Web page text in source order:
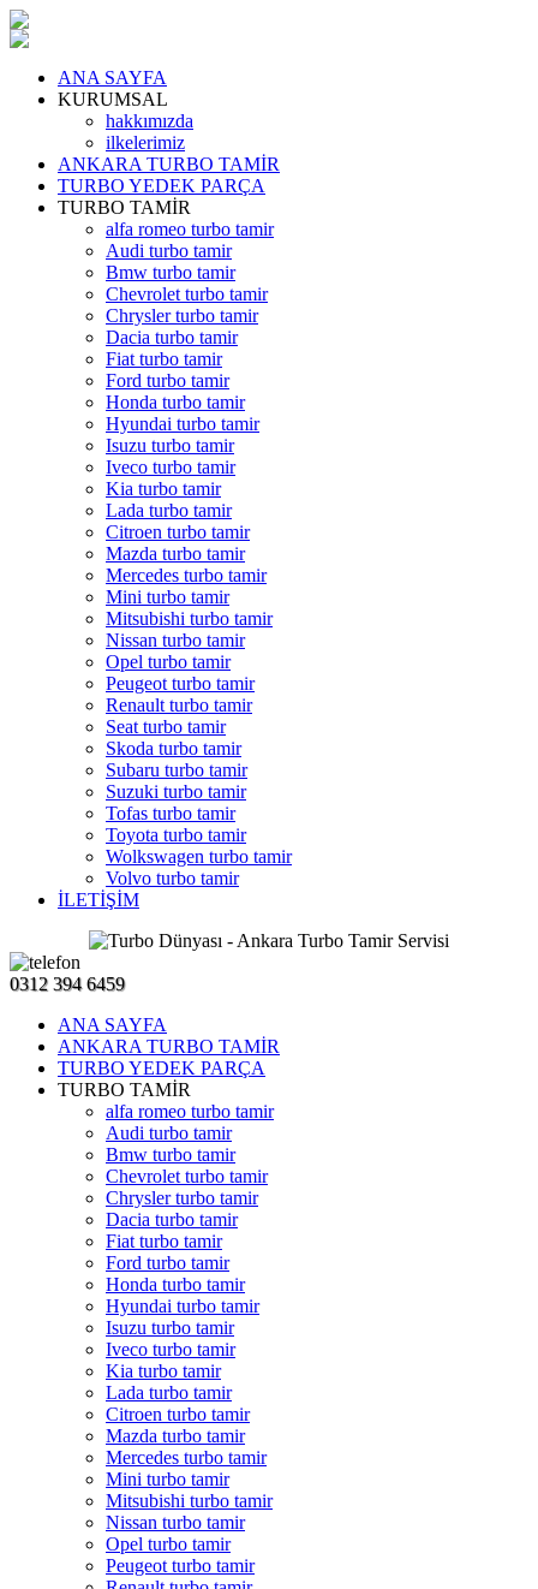
ANA SAYFA
KURUMSAL
hakkımızda
ilkelerimiz
ANKARA TURBO TAMİR
TURBO YEDEK PARÇA
TURBO TAMİR
alfa romeo turbo tamir
Audi turbo tamir
Bmw turbo tamir
Chevrolet turbo tamir
Chrysler turbo tamir
Dacia turbo tamir
Fiat turbo tamir
Ford turbo tamir
Honda turbo tamir
Hyundai turbo tamir
Isuzu turbo tamir
Iveco turbo tamir
Kia turbo tamir
Lada turbo tamir
Citroen turbo tamir
Mazda turbo tamir
Mercedes turbo tamir
Mini turbo tamir
Mitsubishi turbo tamir
Nissan turbo tamir
Opel turbo tamir
Peugeot turbo tamir
Renault turbo tamir
Seat turbo tamir
Skoda turbo tamir
Subaru turbo tamir
Suzuki turbo tamir
Tofas turbo tamir
Toyota turbo tamir
Wolkswagen turbo tamir
Volvo turbo tamir
İLETİŞİM
0312 394 6459
ANA SAYFA
ANKARA TURBO TAMİR
TURBO YEDEK PARÇA
TURBO TAMİR
alfa romeo turbo tamir
Audi turbo tamir
Bmw turbo tamir
Chevrolet turbo tamir
Chrysler turbo tamir
Dacia turbo tamir
Fiat turbo tamir
Ford turbo tamir
Honda turbo tamir
Hyundai turbo tamir
Isuzu turbo tamir
Iveco turbo tamir
Kia turbo tamir
Lada turbo tamir
Citroen turbo tamir
Mazda turbo tamir
Mercedes turbo tamir
Mini turbo tamir
Mitsubishi turbo tamir
Nissan turbo tamir
Opel turbo tamir
Peugeot turbo tamir